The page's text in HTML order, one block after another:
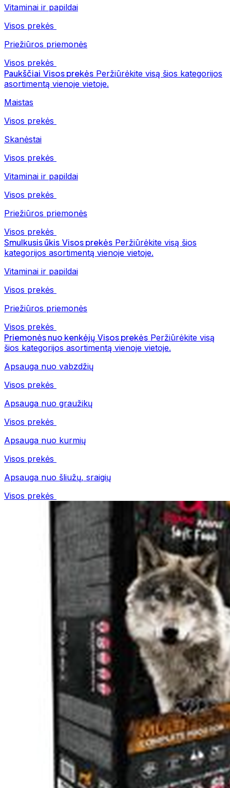
Vitaminai ir papildai
Visos prekės
Priežiūros priemonės
Visos prekės
Paukščiai Visos prekės Peržiūrėkite visą šios kategorijos
asortimentą vienoje vietoje.
Maistas
Visos prekės
Skanėstai
Visos prekės
Vitaminai ir papildai
Visos prekės
Priežiūros priemonės
Visos prekės
Smulkusis ūkis Visos prekės Peržiūrėkite visą šios
kategorijos asortimentą vienoje vietoje.
Vitaminai ir papildai
Visos prekės
Priežiūros priemonės
Visos prekės
Priemonės nuo kenkėjų Visos prekės Peržiūrėkite visą
šios kategorijos asortimentą vienoje vietoje.
Apsauga nuo vabzdžių
Visos prekės
Apsauga nuo graužikų
Visos prekės
Apsauga nuo kurmių
Visos prekės
Apsauga nuo šliužų, sraigių
Visos prekės